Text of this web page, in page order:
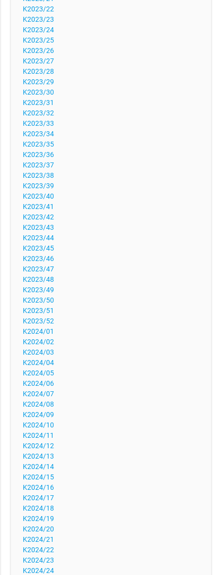
K2023/22
K2023/23
K2023/24
K2023/25
K2023/26
K2023/27
K2023/28
K2023/29
K2023/30
K2023/31
K2023/32
K2023/33
K2023/34
K2023/35
K2023/36
K2023/37
K2023/38
K2023/39
K2023/40
K2023/41
K2023/42
K2023/43
K2023/44
K2023/45
K2023/46
K2023/47
K2023/48
K2023/49
K2023/50
K2023/51
K2023/52
K2024/01
K2024/02
K2024/03
K2024/04
K2024/05
K2024/06
K2024/07
K2024/08
K2024/09
K2024/10
K2024/11
K2024/12
K2024/13
K2024/14
K2024/15
K2024/16
K2024/17
K2024/18
K2024/19
K2024/20
K2024/21
K2024/22
K2024/23
K2024/24